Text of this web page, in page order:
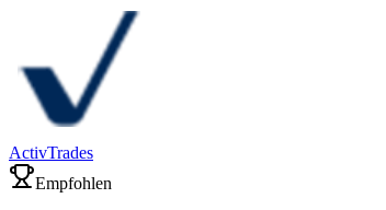
ActivTrades
Empfohlen